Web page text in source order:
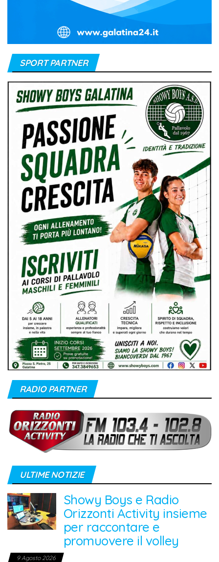
SPORT PARTNER
RADIO PARTNER
ULTIME NOTIZIE
Showy Boys e Radio
Orizzonti Activity insieme
per raccontare e
promuovere il volley
9 Agosto 2026